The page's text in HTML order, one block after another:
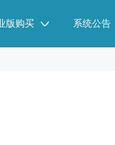
版购买 系统公告